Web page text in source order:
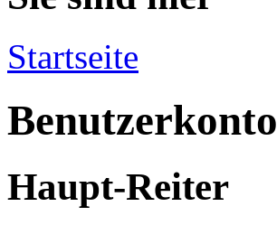
Startseite
Benutzerkonto
Haupt-Reiter